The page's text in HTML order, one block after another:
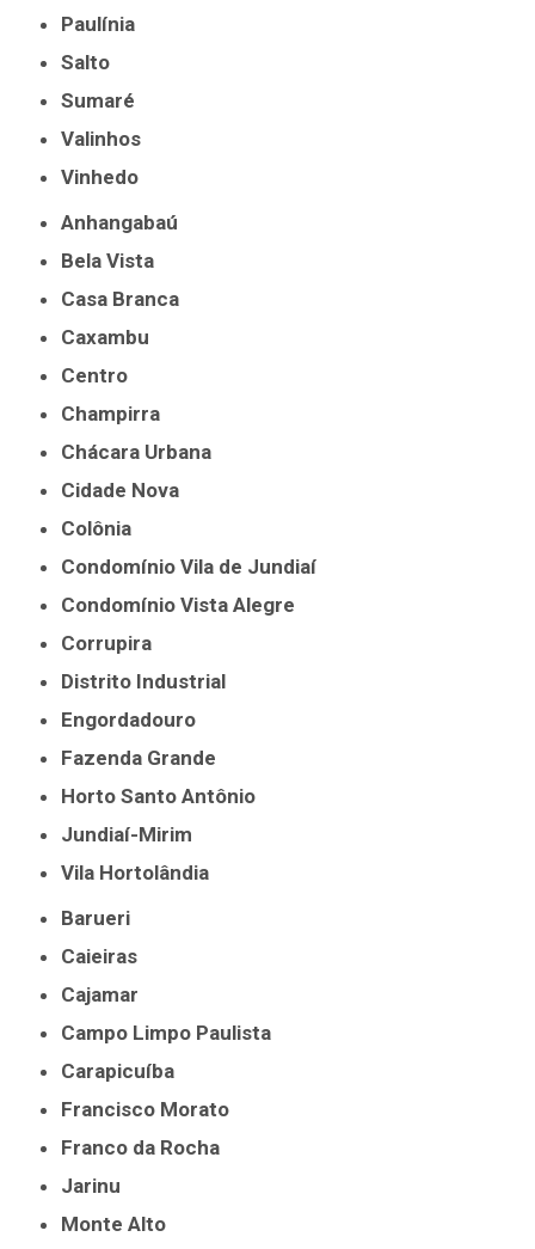
Paulínia
Salto
Sumaré
Valinhos
Vinhedo
Anhangabaú
Bela Vista
Casa Branca
Caxambu
Centro
Champirra
Chácara Urbana
Cidade Nova
Colônia
Condomínio Vila de Jundiaí
Condomínio Vista Alegre
Corrupira
Distrito Industrial
Engordadouro
Fazenda Grande
Horto Santo Antônio
Jundiaí-Mirim
Vila Hortolândia
Barueri
Caieiras
Cajamar
Campo Limpo Paulista
Carapicuíba
Francisco Morato
Franco da Rocha
Jarinu
Monte Alto